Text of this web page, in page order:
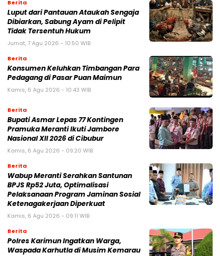
Berita
Luput dari Pantauan Ataukah Sengaja
Dibiarkan, Sabung Ayam di Pelipit
Tidak Tersentuh Hukum
Jumat, 7 Agu 2026 - 10:50 WIB
Berita
Konsumen Keluhkan Timbangan Para
Pedagang di Pasar Puan Maimun
Kamis, 6 Agu 2026 - 10:43 WIB
Berita
Bupati Asmar Lepas 77 Kontingen
Pramuka Meranti Ikuti Jambore
Nasional XII 2026 di Cibubur
Kamis, 6 Agu 2026 - 09:20 WIB
Berita
Wabup Meranti Serahkan Santunan
BPJS Rp52 Juta, Optimalisasi
Pelaksanaan Program Jaminan Sosial
Ketenagakerjaan Diperkuat
Kamis, 6 Agu 2026 - 09:11 WIB
Berita
Polres Karimun Ingatkan Warga,
Waspada Karhutla di Musim Kemarau